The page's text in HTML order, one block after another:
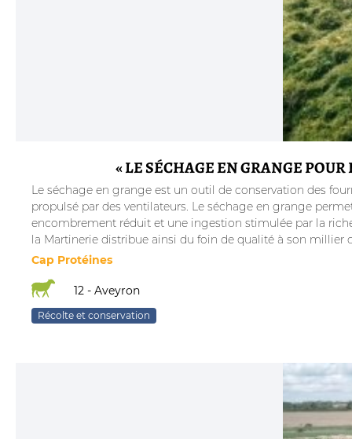
« LE SÉCHAGE EN GRANGE
Le séchage en grange est un outil de conservation des
propulsé par des ventilateurs. Le séchage en grange
encombrement réduit et une ingestion stimulée par la
la Martinerie distribue ainsi du foin de qualité à son millier
Cap Protéines
12 - Aveyron
Récolte et conservation